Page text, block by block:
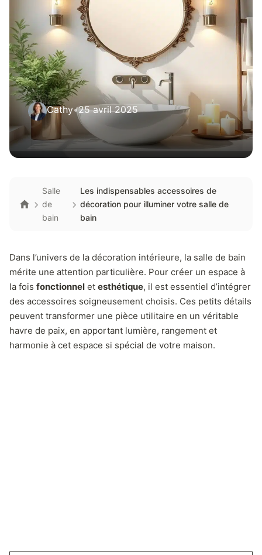
Cathy•25 avril 2025
Salle
de
bain
Les indispensables accessoires de
décoration pour illuminer votre salle de
bain
Dans l’univers de la décoration intérieure, la salle de bain
mérite une attention particulière. Pour créer un espace à
la fois fonctionnel et esthétique, il est essentiel d’intégrer
des accessoires soigneusement choisis. Ces petits détails
peuvent transformer une pièce utilitaire en un véritable
havre de paix, en apportant lumière, rangement et
harmonie à cet espace si spécial de votre maison.